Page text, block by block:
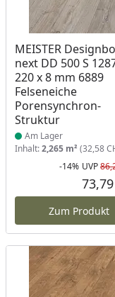
MEISTER
next DD 500 S
220 x 8 mm 6889
Felseneiche
Porensynchron-
Struktur
Produkt am Lager
Am Lager
Inhalt:2,265 m² (32,58
-14% UVP
Zum Produkt